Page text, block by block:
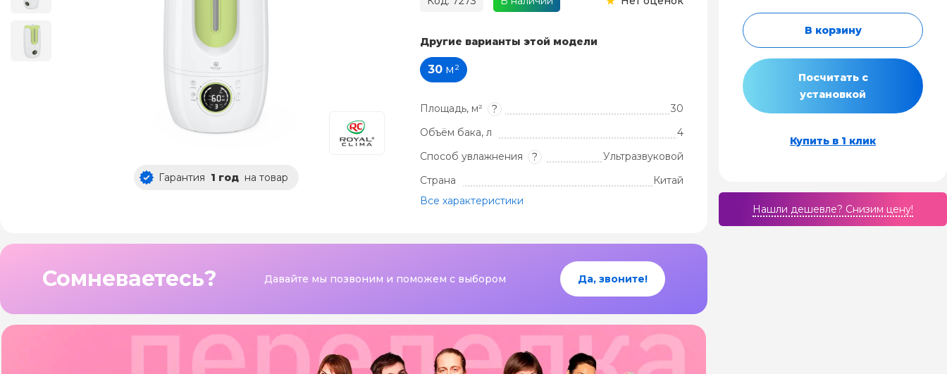
Гарантия 1 год на товар
Другие варианты этой модели
30м²
Площадь, м² ?
30
Объём бака, л
4
Способ увлажнения
?
Ультразвуковой
Страна
Китай
Все характеристики
Сомневаетесь? Давайте мы позвоним и поможем с выбором Да, звоните!
В корзину
Посчитать с
установкой
Купить в 1 клик
Нашли дешевле? Cнизим цену!